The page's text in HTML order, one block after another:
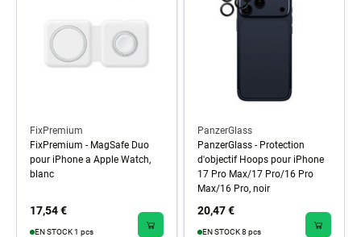
FixPremium
FixPremium - MagSafe Duo
pour iPhone a Apple Watch,
blanc
17,54 €
EN STOCK 1 pcs
PanzerGlass
PanzerGlass - Protection
d'objectif Hoops pour iPhone
17 Pro Max/17 Pro/16 Pro
Max/16 Pro, noir
20,47 €
EN STOCK 8 pcs